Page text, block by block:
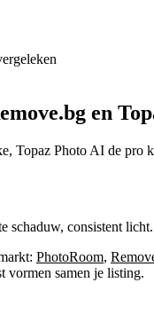
en
Topaz Photo AI de pro
consistent
PhotoRoom,
vormen samen je listing.